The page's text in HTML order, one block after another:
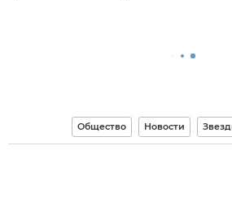
Общество Новости